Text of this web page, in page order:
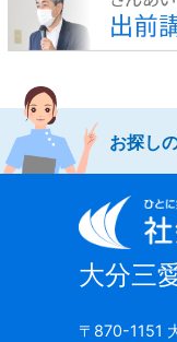
お探し
大分三
〒870-1151